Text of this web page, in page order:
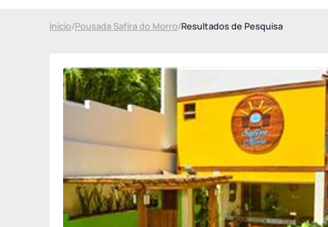
Início/Pousada Safira do Morro/Resultados de Pesquisa